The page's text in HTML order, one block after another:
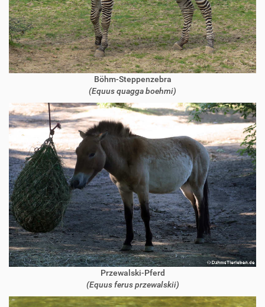
Böhm-Steppenzebra
(Equus quagga boehmi)
Przewalski-Pferd
(Equus ferus przewalskii)